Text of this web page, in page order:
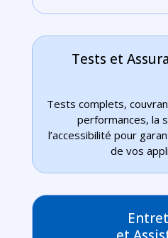
Tests et
Tests complets,
performances, la
l’accessibilité pour
de vos